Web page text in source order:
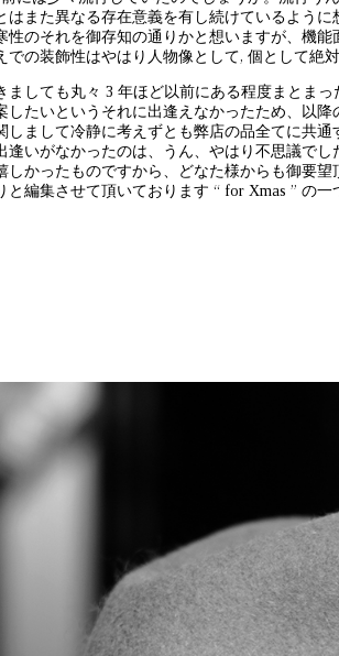
はまた異なる存在意義を有し続けているよう
性のそれを御存知の通りかと想いますが、機
での装飾性はやはり人物像として, 個として絶
ましても丸々 3 年ほど以前にある程度まとま
したいというそれに出逢えなかったため、以
しまして冷静に考えずとも弊店の品全てに共
逢いがなかったのは、うん、やはり不思議で
しかったものですから、どなた様からも御要
と編集させて頂いております “ for Xmas ” の